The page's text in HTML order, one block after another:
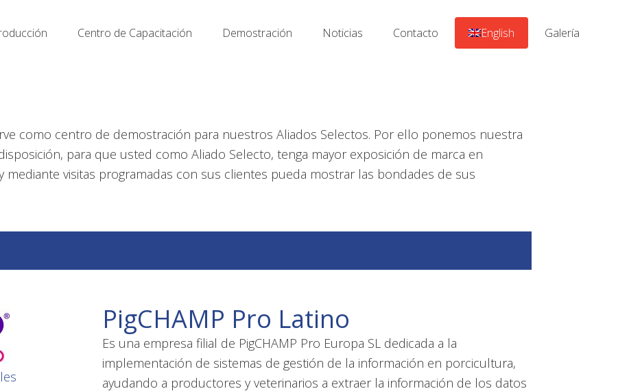
Centro de Capacitación Demostración Noticias Contacto English Galería
como centro de demostración para nuestros Aliados Selectos. Por ello ponemos nuestra
para que usted como Aliado Selecto, tenga mayor exposición de marca en
visitas programadas con sus clientes pueda mostrar las bondades de sus
PigCHAMP Pro Latino
Es una empresa filial de PigCHAMP Pro Europa SL dedicada a la
implementación de sistemas de gestión de la información en porcicultura,
ayudando a productores y veterinarios a extraer la información de los datos